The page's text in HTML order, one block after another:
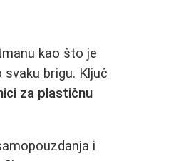
kao što je
brigu. Ključ
za plastičnu
i